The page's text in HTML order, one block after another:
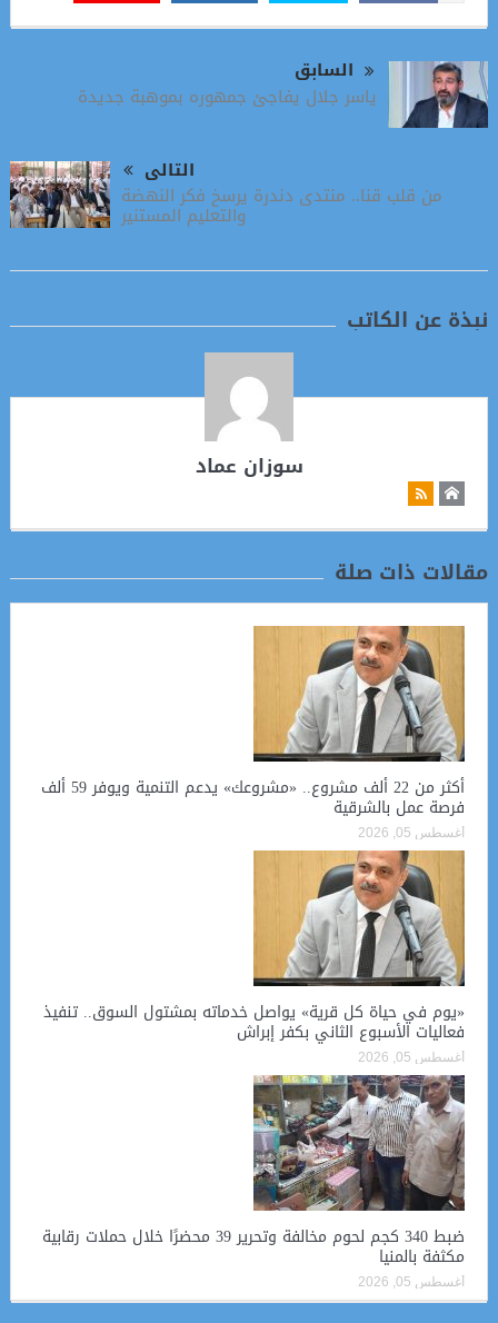
السابق
ياسر جلال يفاجئ جمهوره بموهبة جديدة
التالى
من قلب قنا.. منتدى دندرة يرسخ فكر النهضة
والتعليم المستنير
نبذة عن الكاتب
سوزان عماد
مقالات ذات صلة
أكثر من 22 ألف مشروع.. «مشروعك» يدعم التنمية ويوفر 59 ألف
فرصة عمل بالشرقية
أغسطس 05, 2026
«يوم في حياة كل قرية» يواصل خدماته بمشتول السوق.. تنفيذ
فعاليات الأسبوع الثاني بكفر إبراش
أغسطس 05, 2026
ضبط 340 كجم لحوم مخالفة وتحرير 39 محضرًا خلال حملات رقابية
مكثفة بالمنيا
أغسطس 05, 2026